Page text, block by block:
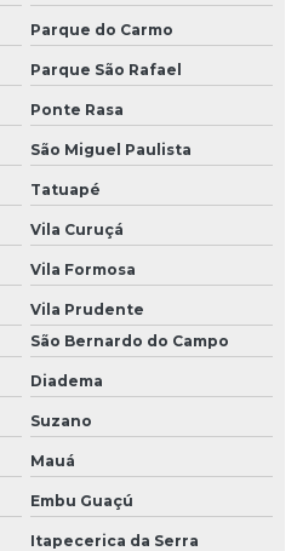
Parque do Carmo
Parque São Rafael
Ponte Rasa
São Miguel Paulista
Tatuapé
Vila Curuçá
Vila Formosa
Vila Prudente
São Bernardo do Campo
Diadema
Suzano
Mauá
Embu Guaçú
Itapecerica da Serra